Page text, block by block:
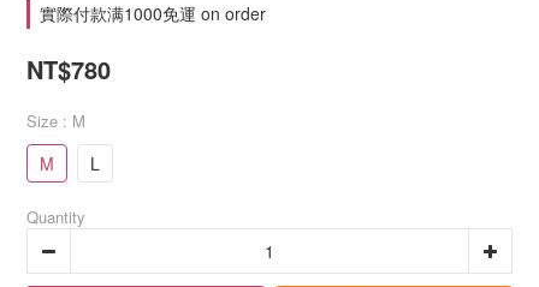
實際付款满1000免運 on order
NT$780
Size : M
M L
Quantity